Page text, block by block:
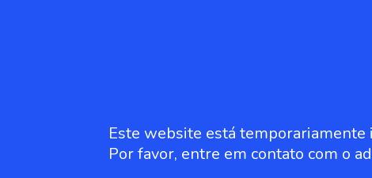
Este website está
Por favor, entre em contato com o